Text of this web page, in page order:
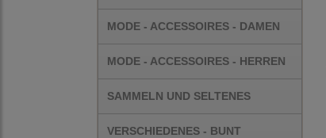
MODE - ACCESSOIRES - DAMEN
MODE - ACCESSOIRES - HERREN
SAMMELN UND SELTENES
VERSCHIEDENES - BUNT